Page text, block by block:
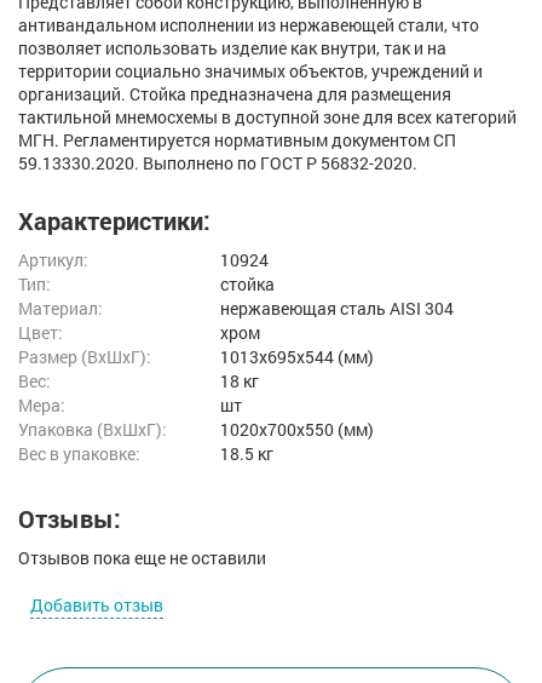
антивандальном исполнении из нержавеющей стали, что
позволяет использовать изделие как внутри, так и на
территории социально значимых объектов, учреждений и
организаций. Стойка предназначена для размещения
тактильной мнемосхемы в доступной зоне для всех категорий
МГН. Регламентируется нормативным документом СП
59.13330.2020. Выполнено по ГОСТ Р 56832-2020.
Характеристики:
Артикул:
10924
Тип:
стойка
Материал:
нержавеющая cталь AISI 304
Цвет:
хром
Размер (ВxШxГ):
1013x695x544 (мм)
Вес:
18 кг
Мера:
шт
Упаковка (ВхШхГ):
1020x700x550 (мм)
Вес в упаковке:
18.5 кг
Отзывы:
Отзывов пока еще не оставили
Добавить отзыв